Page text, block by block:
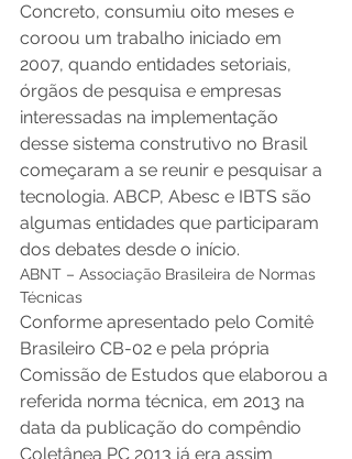
Concreto, consumiu oito meses e
coroou um trabalho iniciado em
2007, quando entidades setoriais,
órgãos de pesquisa e empresas
interessadas na implementação
desse sistema construtivo no Brasil
começaram a se reunir e pesquisar a
tecnologia. ABCP, Abesc e IBTS são
algumas entidades que participaram
dos debates desde o início.
ABNT – Associação Brasileira de Normas
Técnicas
Conforme apresentado pelo Comitê
Brasileiro CB-02 e pela própria
Comissão de Estudos que elaborou a
referida norma técnica, em 2013 na
data da publicação do compêndio
Coletânea PC 2013 já era assim